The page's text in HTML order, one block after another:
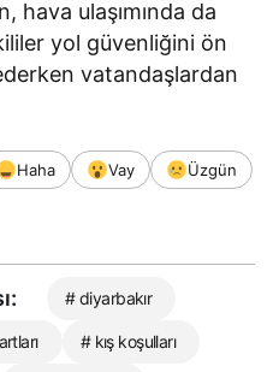
hava ulaşımında da
yol güvenliğini ön
vatandaşlardan
Haha Vay
Üzgün
# diyarbakır
# kış koşulları